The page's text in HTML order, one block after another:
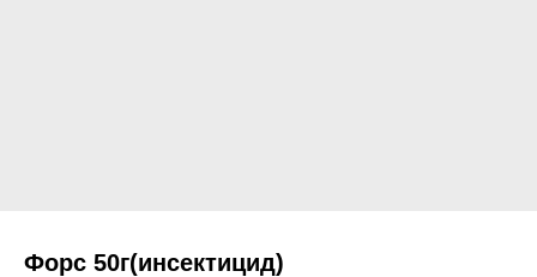
Форс 50г(инсектицид)